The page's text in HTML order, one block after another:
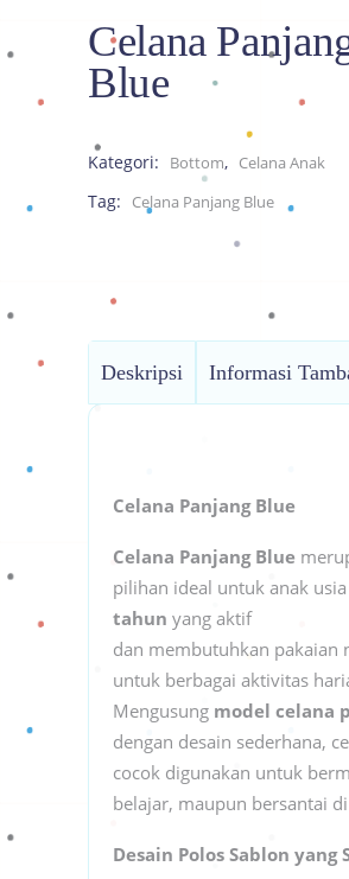
Celana
Blue
Kategori: Bottom, Celana Anak
Tag: Celana Panjang Blue
Deskripsi Informasi
Celana Panjang Blue
Celana Panjang Blue
pilihan ideal untuk anak usia
tahun yang aktif
dan membutuhkan pakaian
untuk berbagai aktivitas
Mengusung model celana
dengan desain sederhana,
cocok digunakan untuk
belajar, maupun bersantai
Desain Polos Sablon yang